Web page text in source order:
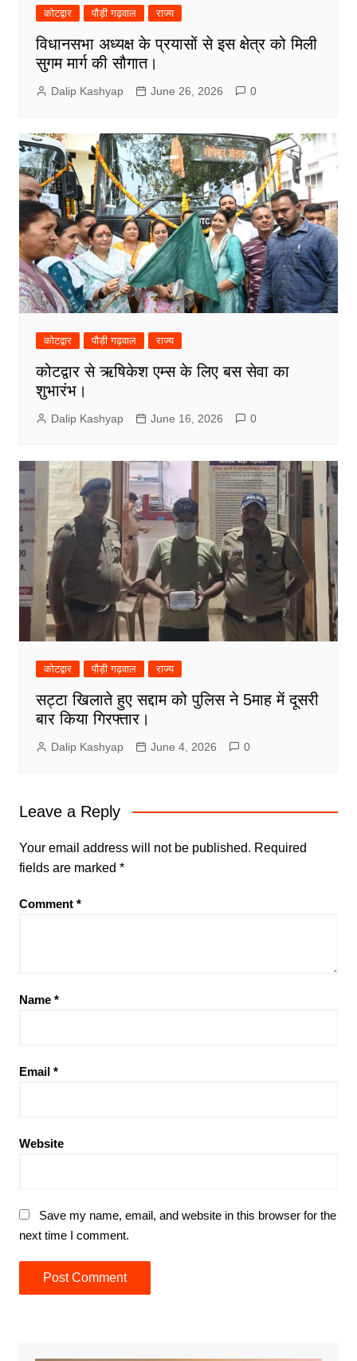
कोटद्वार पौड़ी गढ़वाल राज्य
विधानसभा अध्यक्ष के प्रयासों से इस क्षेत्र को मिली
सुगम मार्ग की सौगात।
Dalip Kashyap June 26, 2026 0
कोटद्वार पौड़ी गढ़वाल राज्य
कोटद्वार से ऋषिकेश एम्स के लिए बस सेवा का
शुभारंभ।
Dalip Kashyap June 16, 2026 0
कोटद्वार पौड़ी गढ़वाल राज्य
सट्टा खिलाते हुए सद्दाम को पुलिस ने 5माह में दूसरी
बार किया गिरफ्तार।
Dalip Kashyap June 4, 2026 0
Leave a Reply
Your email address will not be published. Required
fields are marked *
Comment *
Name *
Email *
Website
Save my name, email, and website in this browser for the
next time I comment.